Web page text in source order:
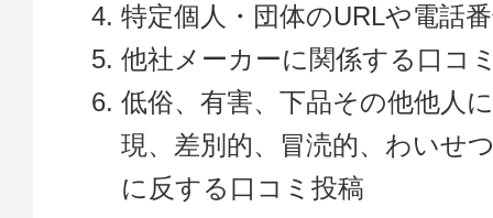
特定個人・団体のURLや電話
他社メーカーに関係する口コ
低俗、有害、下品その他他人
現、差別的、冒涜的、わいせ
に反する口コミ投稿